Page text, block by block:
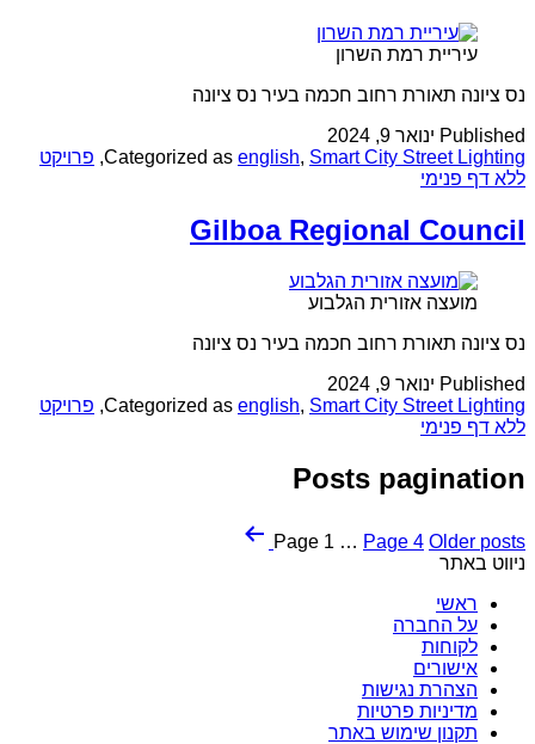
עיריית רמת השרון
נס ציונה תאורת רחוב חכמה בעיר נס ציונה
Published ינואר 9, 2024
Categorized as english, Smart City Street Lighting
, פרויקט
ללא דף פנימי
Gilboa Regional Council
מועצה אזורית הגלבוע
נס ציונה תאורת רחוב חכמה בעיר נס ציונה
Published ינואר 9, 2024
Categorized as english, Smart City Street Lighting
, פרויקט
ללא דף פנימי
Posts pagination
Page 1 … Page 4 Older posts
ניווט באתר
ראשי
על החברה
לקוחות
אישורים
הצהרת נגישות
מדיניות פרטיות
תקנון שימוש באתר